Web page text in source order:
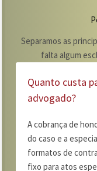
Separamos as
falta algum
Quanto custa
advogado?
A cobrança de
do caso e a
formatos de
fixo para atos